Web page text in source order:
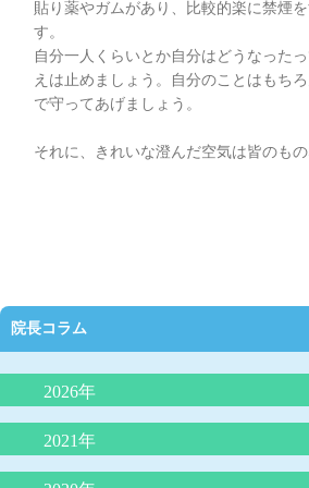
貼り薬やガムがあり、比較的楽に禁煙
す。
自分一人くらいとか自分はどうなった
えは止めましょう。自分のことはもち
で守ってあげましょう。
それに、きれいな澄んだ空気は皆のも
院長コラム
2026年
抗生剤の正しい使い方（どんな時に必要
2021年
夜泣きにLGG乳酸菌（ヨーグルト）が効